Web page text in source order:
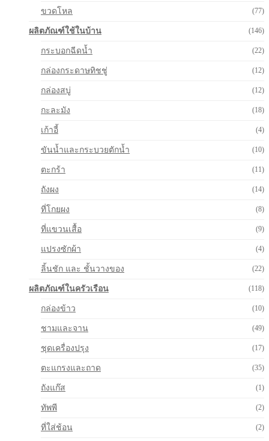
ขวดโหล (77)
ผลิตภัณฑ์ใช้ในบ้าน (146)
กระบอกฉีดน้ำ (22)
กล่องกระดาษทิชชู่ (12)
กล่องสบู่ (12)
กะละมัง (18)
เก้าอี้ (4)
ขันน้ำและกระบวยตักน้ำ (10)
ตะกร้า (11)
ถังผง (14)
ที่โกยผง (8)
ที่แขวนเสื้อ (9)
แปรงซักผ้า (4)
ลิ้นชัก และ ชั้นวางของ (22)
ผลิตภัณฑ์ในครัวเรือน (118)
กล่องข้าว (10)
ชามและจาน (49)
ชุดเครื่องปรุง (17)
ตะแกรงและถาด (35)
ถังแก๊ส (1)
ทัพพี (2)
ที่ใส่ช้อน (2)